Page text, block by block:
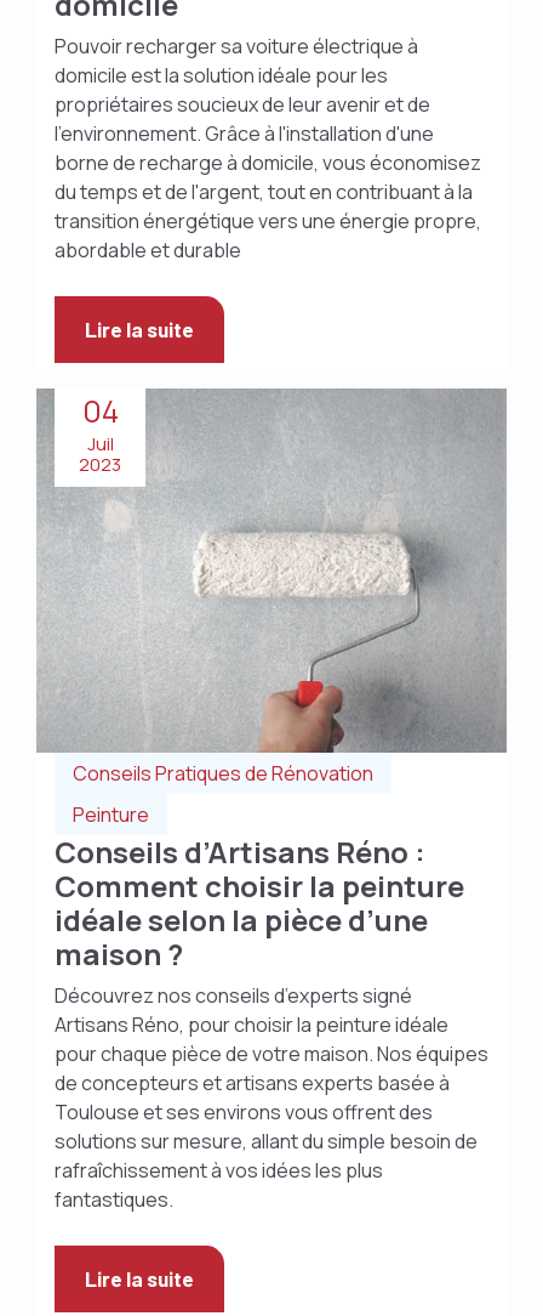
Pouvoir recharger sa voiture électrique à
domicile est la solution idéale pour les
propriétaires soucieux de leur avenir et de
l'environnement. Grâce à l'installation d'une
borne de recharge à domicile, vous économisez
du temps et de l'argent, tout en contribuant à la
transition énergétique vers une énergie propre,
abordable et durable
Lire la suite
04
Juil
2023
Conseils Pratiques de Rénovation
Peinture
Conseils d’Artisans Réno :
Comment choisir la peinture
idéale selon la pièce d’une
maison ?
Découvrez nos conseils d’experts signé
Artisans Réno, pour choisir la peinture idéale
pour chaque pièce de votre maison. Nos équipes
de concepteurs et artisans experts basée à
Toulouse et ses environs vous offrent des
solutions sur mesure, allant du simple besoin de
rafraîchissement à vos idées les plus
fantastiques.
Lire la suite